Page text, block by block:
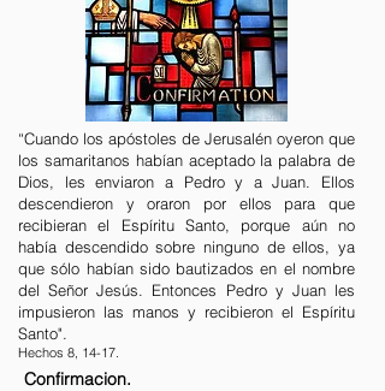
“Cuando los apóstoles de Jerusalén oyeron que
los samaritanos habían aceptado la palabra de
Dios, les enviaron a Pedro y a Juan. Ellos
descendieron y oraron por ellos para que
recibieran el Espíritu Santo, porque aún no
había descendido sobre ninguno de ellos, ya
que sólo habían sido bautizados en el nombre
del Señor Jesús. Entonces Pedro y Juan les
impusieron las manos y recibieron el Espíritu
Santo".
Hechos 8, 14-17.
Confirmacion.